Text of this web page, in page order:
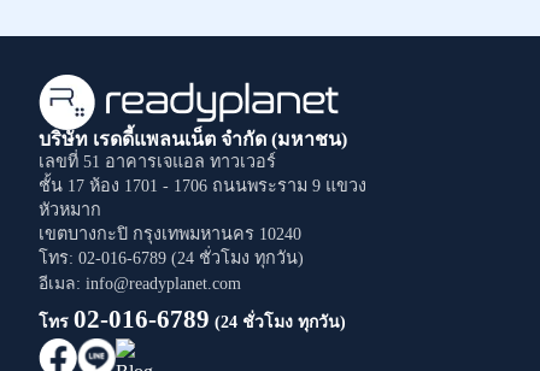
บริษัท เรดดี้แพลนเน็ต จำกัด (มหาชน)
เลขที่ 51 อาคารเจแอล ทาวเวอร์
ชั้น 17 ห้อง 1701 - 1706 ถนนพระราม 9 แขวง
หัวหมาก
เขตบางกะปิ กรุงเทพมหานคร 10240
โทร: 02-016-6789 (24 ชั่วโมง ทุกวัน)
อีเมล: info@readyplanet.com
โทร 02-016-6789 (24 ชั่วโมง ทุกวัน)